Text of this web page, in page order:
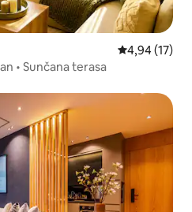
Prosječna
4,94 (17)
• Sunčana terasa